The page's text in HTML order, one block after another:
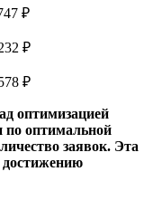
₽
₽
₽
оптимизацией
по оптимальной
заявок. Эта
достижению